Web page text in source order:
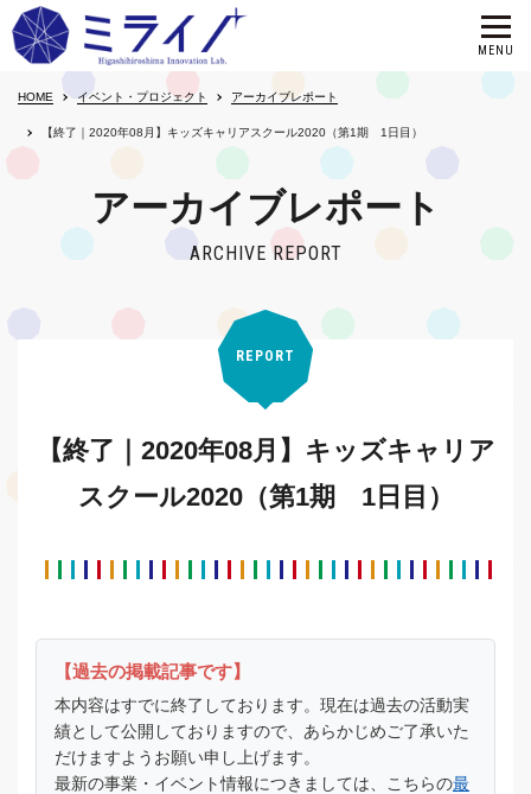
HOME イベント・プロジェクト アーカイブレポート
【終了｜2020年08月】キッズキャリアスクール2020（第1期 1日目）
アーカイブレポート
ARCHIVE REPORT
REPORT
【終了｜2020年08月】キッズキャリア
スクール2020（第1期 1日目）
【過去の掲載記事です】
本内容はすでに終了しております。現在は過去の活動実
績として公開しておりますので、あらかじめご了承いた
だけますようお願い申し上げます。
最新の事業・イベント情報につきましては、こちらの最